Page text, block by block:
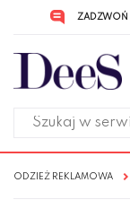
do menu
głównego
do
menu
w
ZADZWOŃ
ODZIEŻ REKLAMOWA